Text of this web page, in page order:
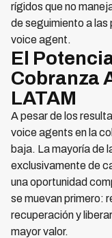
rígidos que no
de seguimiento a las
voice agent.
El
Cobranza
LATAM
A pesar de los
voice agents en la
baja. La mayoría de
exclusivamente de
una oportunidad
se muevan primero:
recuperación y
mayor valor.